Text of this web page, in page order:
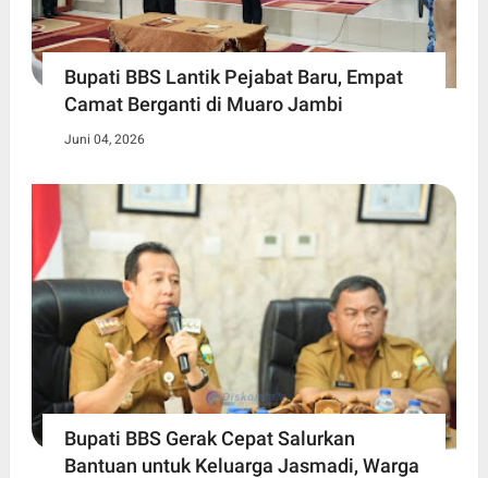
Bupati BBS Lantik Pejabat Baru, Empat
Camat Berganti di Muaro Jambi
Juni 04, 2026
Bupati BBS Gerak Cepat Salurkan
Bantuan untuk Keluarga Jasmadi, Warga